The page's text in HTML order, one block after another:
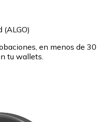
(ALGO)
en menos de 30
tu wallets.